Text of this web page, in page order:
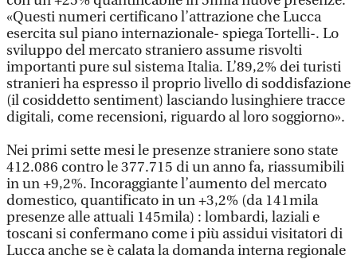
«Questi numeri certificano l’attrazione che Lucca
esercita sul piano internazionale- spiega Tortelli-. Lo
sviluppo del mercato straniero assume risvolti
importanti pure sul sistema Italia. L’89,2% dei turisti
stranieri ha espresso il proprio livello di soddisfazione
(il cosiddetto sentiment) lasciando lusinghiere tracce
digitali, come recensioni, riguardo al loro soggiorno».
Nei primi sette mesi le presenze straniere sono state
412.086 contro le 377.715 di un anno fa, riassumibili
in un +9,2%. Incoraggiante l’aumento del mercato
domestico, quantificato in un +3,2% (da 141mila
presenze alle attuali 145mila) : lombardi, laziali e
toscani si confermano come i più assidui visitatori di
Lucca anche se è calata la domanda interna regionale